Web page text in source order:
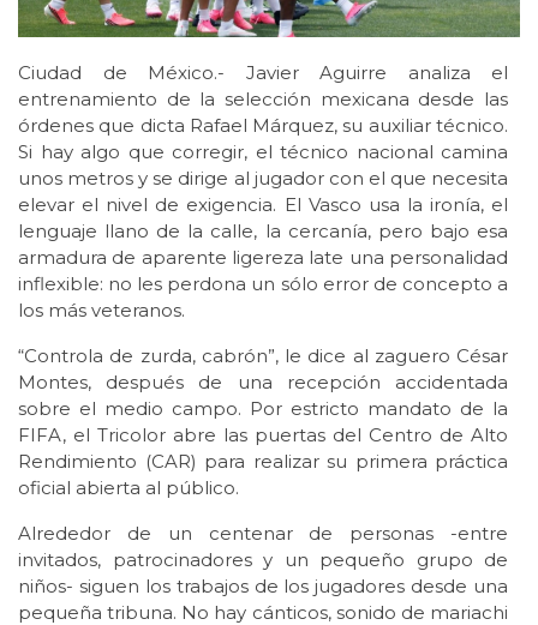
Ciudad de México.- Javier Aguirre analiza el
entrenamiento de la selección mexicana desde las
órdenes que dicta Rafael Márquez, su auxiliar técnico.
Si hay algo que corregir, el técnico nacional camina
unos metros y se dirige al jugador con el que necesita
elevar el nivel de exigencia. El Vasco usa la ironía, el
lenguaje llano de la calle, la cercanía, pero bajo esa
armadura de aparente ligereza late una personalidad
inflexible: no les perdona un sólo error de concepto a
los más veteranos.
“Controla de zurda, cabrón”, le dice al zaguero César
Montes, después de una recepción accidentada
sobre el medio campo. Por estricto mandato de la
FIFA, el Tricolor abre las puertas del Centro de Alto
Rendimiento (CAR) para realizar su primera práctica
oficial abierta al público.
Alrededor de un centenar de personas -entre
invitados, patrocinadores y un pequeño grupo de
niños- siguen los trabajos de los jugadores desde una
pequeña tribuna. No hay cánticos, sonido de mariachi